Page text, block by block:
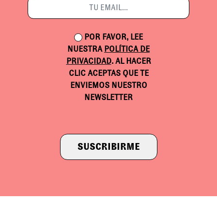
POR FAVOR, LEE
NUESTRA POLÍTICA DE
PRIVACIDAD. AL HACER
CLIC ACEPTAS QUE TE
ENVIEMOS NUESTRO
NEWSLETTER
SUSCRIBIRME